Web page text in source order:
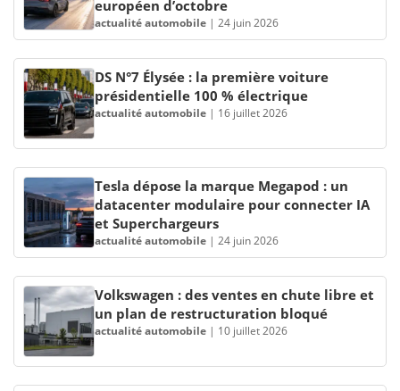
européen d’octobre
actualité automobile | 24 juin 2026
DS N°7 Élysée : la première voiture
présidentielle 100 % électrique
actualité automobile | 16 juillet 2026
Tesla dépose la marque Megapod : un
datacenter modulaire pour connecter IA
et Superchargeurs
actualité automobile | 24 juin 2026
Volkswagen : des ventes en chute libre et
un plan de restructuration bloqué
actualité automobile | 10 juillet 2026